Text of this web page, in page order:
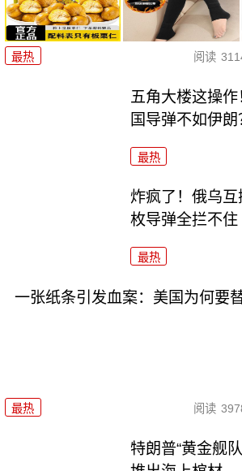
最热 阅读
五角大楼这操
国导弹不如伊朗
最热
炸疯了！俄乌互
枚导弹全拦不住
最热
一张纸条引发血案：美国为何要替
最热 阅读
特朗普“黄金舰